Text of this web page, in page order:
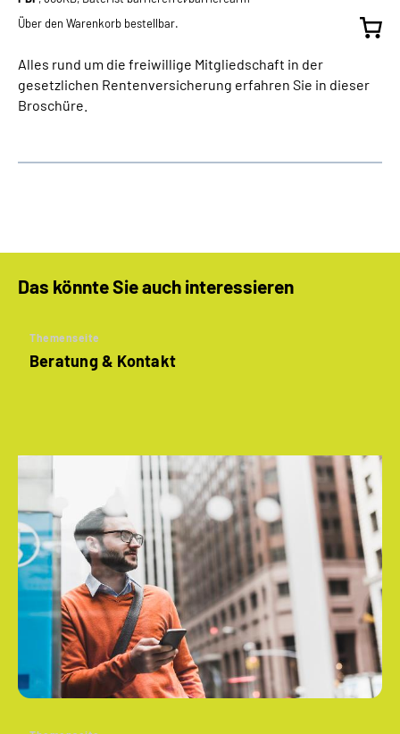
Über den Warenkorb bestellbar.
Alles rund um die freiwillige Mitgliedschaft in der
gesetzlichen Rentenversicherung erfahren Sie in dieser
Broschüre.
Das könnte Sie auch interessieren
Themenseite
Beratung & Kontakt